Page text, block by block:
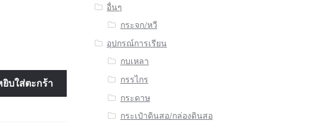
ยิบใส่ตะกร้า
อื่นๆ
กระจก/หวี
อุปกรณ์การเรียน
กบเหลา
กรรไกร
กระดาษ
กระเป๋าดินสอ/กล่องดินสอ